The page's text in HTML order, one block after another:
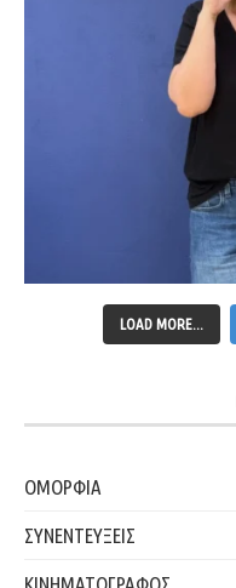
LOAD MORE...
ΟΜΟΡΦΙΑ
ΣΥΝΕΝΤΕΥΞΕΙΣ